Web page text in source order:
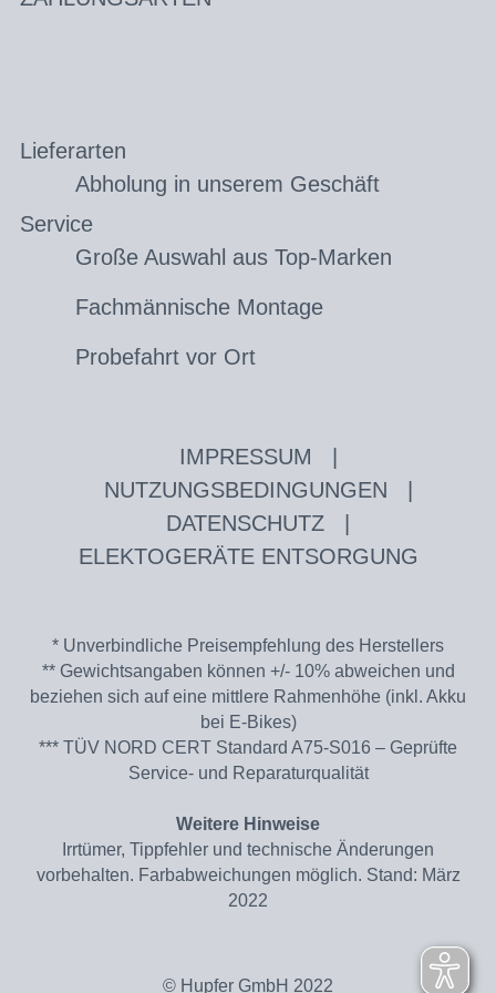
Lieferarten
Abholung in unserem Geschäft
Service
Große Auswahl aus Top-Marken
Fachmännische Montage
Probefahrt vor Ort
IMPRESSUM
NUTZUNGSBEDINGUNGEN
DATENSCHUTZ
ELEKTOGERÄTE ENTSORGUNG
* Unverbindliche Preisempfehlung des Herstellers
** Gewichtsangaben können +/- 10% abweichen und
beziehen sich auf eine mittlere Rahmenhöhe (inkl. Akku
bei E-Bikes)
*** TÜV NORD CERT Standard A75-S016 – Geprüfte
Service- und Reparaturqualität
Weitere Hinweise
Irrtümer, Tippfehler und technische Änderungen
vorbehalten. Farbabweichungen möglich. Stand: März
2022
© Hupfer GmbH 2022